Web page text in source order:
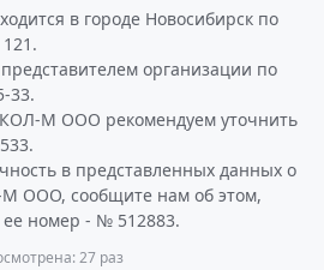
в городе Новосибирск по
организации по
33.
М ООО рекомендуем уточнить
в представленных данных о
ООО, сообщите нам об этом,
номер - № 512883.
27 раз